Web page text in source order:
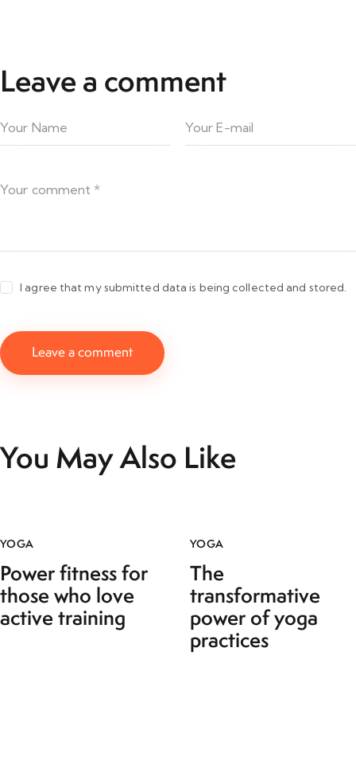
Leave a comment
I agree that my submitted data is being collected and stored.
You May Also Like
YOGA
Power fitness for
those who love
active training
YOGA
The
transformative
power of yoga
practices